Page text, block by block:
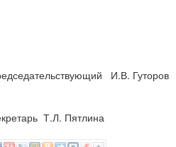
И.В. Гуторов
Т.Л. Пятлина